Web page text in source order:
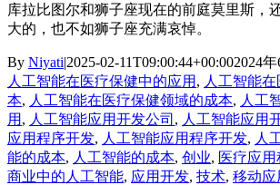
库拉比图尔和狮子座现在的前庭莫里斯，
大的，也不如狮子座充满哀悼。
By Niyati|2025-02-11T09:00:44+00:002024年
人工智能在医疗保健中的应用 , 人工智能
本, 人工智能在医疗保健领域的成本, 人工
用 , 人工智能应用开发公司 , 人工智能应用
应用程序开发, 人工智能应用程序开发, 人
能的成本, 人工智能的成本, 创业, 医疗应
商业中的人工智能, 应用开发, 技术, 移动应